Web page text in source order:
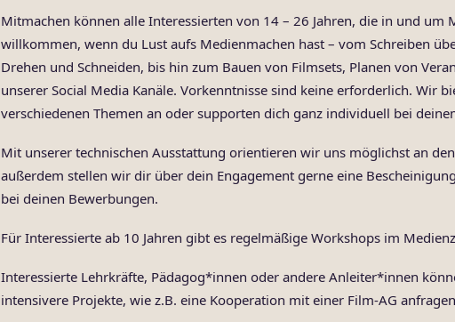
Mitmachen können alle Interessierten von 14 – 26 Jahren, die in und um
willkommen, wenn du Lust aufs Medienmachen hast – vom Schreiben
Drehen und Schneiden, bis hin zum Bauen von Filmsets, Planen von
unserer Social Media Kanäle. Vorkenntnisse sind keine erforderlich. Wir
verschiedenen Themen an oder supporten dich ganz individuell bei
Mit unserer technischen Ausstattung orientieren wir uns möglichst an
außerdem stellen wir dir über dein Engagement gerne eine
bei deinen Bewerbungen.
Für Interessierte ab 10 Jahren gibt es regelmäßige Workshops im
Interessierte Lehrkräfte, Pädagog*innen oder andere Anleiter*innen
intensivere Projekte, wie z.B. eine Kooperation mit einer Film-AG